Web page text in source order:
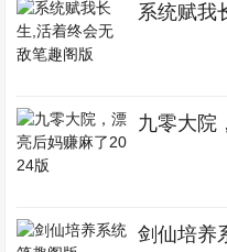
系统赋我
九零大院
剑仙培养